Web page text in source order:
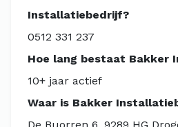
Installatiebedrijf?
0512 331 237
Hoe lang bestaat Bakker
10+ jaar actief
Waar is Bakker